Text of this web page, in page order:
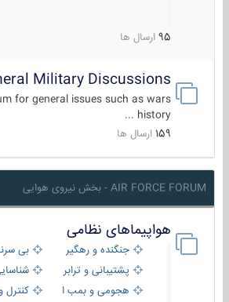
95 ارسال ها
Military Discussions
for general issues such as wars
history ...
159 ارسال ها
AIR FORCE FORUM - بخش نیروی هوایی
هواپیماهای نظامی
جنگنده و رهگیر
بی
پشتیبانی و ترابری
هجومی و بمب افکن
کنترل و